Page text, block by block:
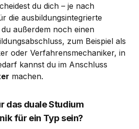
du dich – je nach
die ausbildungsintegrierte
außerdem noch einen
zum Beispiel als
oder Verfahrensmechaniker, in
kannst du im Anschluss
machen.
das duale Studium
für ein Typ sein?